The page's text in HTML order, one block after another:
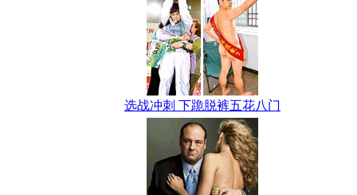
选战冲刺 下跪脱裤五花八门